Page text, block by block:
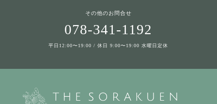
その他のお問合せ
078-341-1192
平日12:00〜19:00 / 休日 9:00〜19:00 水曜日定休